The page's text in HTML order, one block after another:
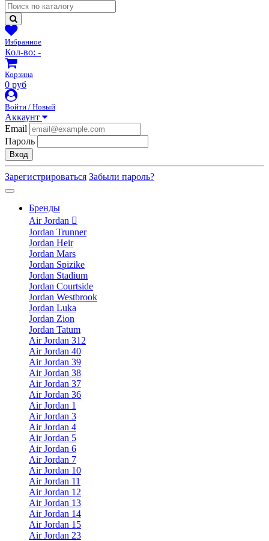
Избранное
Кол-во: -
Корзина
0 руб
Войти / Новый
Аккаунт
Email
Пароль
Вход
Зарегистрироваться Забыли пароль?
Бренды
Air Jordan
Jordan Trunner
Jordan Heir
Jordan Mars
Jordan Spizike
Jordan Stadium
Jordan Courtside
Jordan Westbrook
Jordan Luka
Jordan Zion
Jordan Tatum
Air Jordan 312
Air Jordan 40
Air Jordan 39
Air Jordan 38
Air Jordan 37
Air Jordan 36
Air Jordan 1
Air Jordan 3
Air Jordan 4
Air Jordan 5
Air Jordan 6
Air Jordan 7
Air Jordan 10
Air Jordan 11
Air Jordan 12
Air Jordan 13
Air Jordan 14
Air Jordan 15
Air Jordan 23